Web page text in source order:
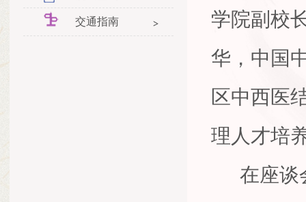
交通指南
学院副校
华，中国
区中西医
理人才培
在座谈